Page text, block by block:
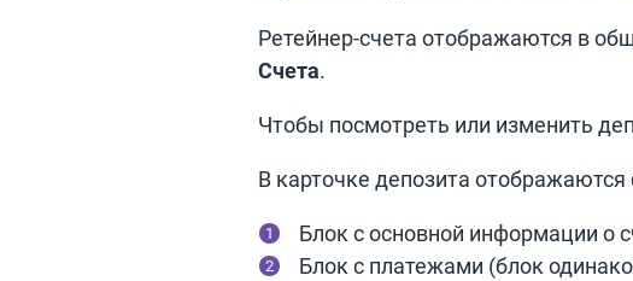
Ретейнер-счета отображаются в
Счета.
Чтобы посмотреть или изменить
В карточке депозита
Блок с основной информации о
Блок с платежами (блок